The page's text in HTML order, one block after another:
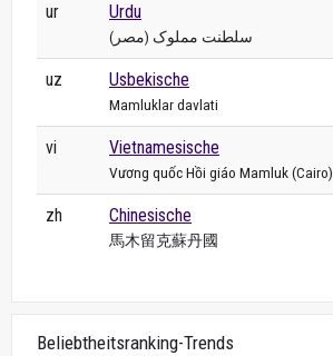
ur Urdu
سلطنت مملوک (مصر)
uz Usbekische
Mamluklar davlati
vi Vietnamesische
Vương quốc Hồi giáo Mamluk (Cairo)
zh Chinesische
馬木留克蘇丹國
Beliebtheitsranking-Trends